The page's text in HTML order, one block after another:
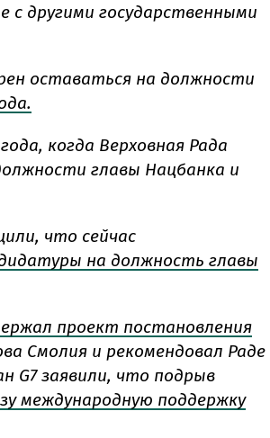
с другими государственными
оставаться на должности
когда Верховная Рада
главы Нацбанка и
что сейчас
на должность главы
проект постановления
Смолия и рекомендовал Раде
G7 заявили, что подрыв
международную поддержку